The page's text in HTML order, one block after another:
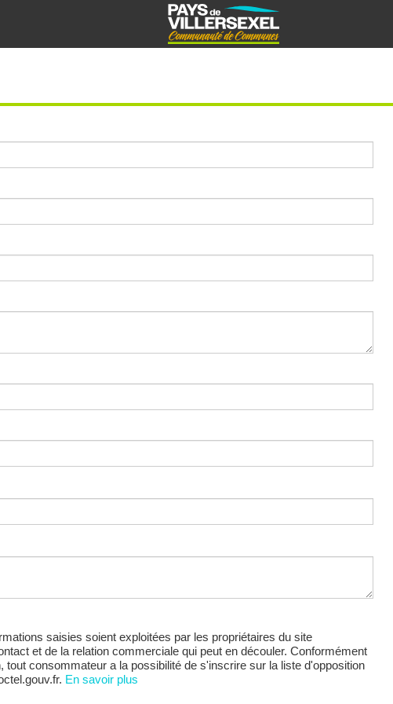
saisies soient exploitées par les propriétaires du site
et de la relation commerciale qui peut en découler. Conformément
consommateur a la possibilité de s'inscrire sur la liste d'opposition
En savoir plus